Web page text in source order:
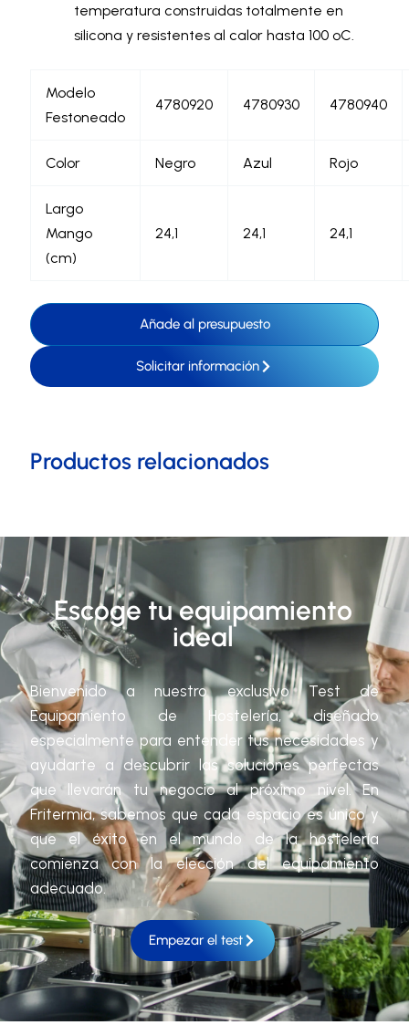
temperatura construidas totalmente en
silicona y resistentes al calor hasta 100 ºC.
Modelo
Festoneado
4780920 4780930 4780940
Color Negro Azul Rojo
Largo
Mango
(cm)
24,1 24,1 24,1
Añade al presupuesto
Solicitar información
Productos relacionados
Escoge tu equipamiento
ideal
Bienvenido a nuestro exclusivo Test de
Equipamiento de Hostelería, diseñado
especialmente para entender tus necesidades y
ayudarte a descubrir las soluciones perfectas
que llevarán tu negocio al próximo nivel. En
Fritermia, sabemos que cada espacio es único y
que el éxito en el mundo de la hostelería
comienza con la elección del equipamiento
adecuado.
Empezar el test